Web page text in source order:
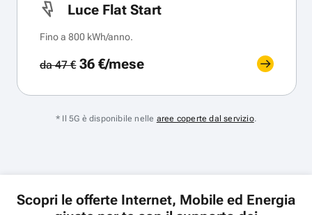
Luce Flat Start
Fino a 800 kWh/anno.
da 47 €36 €/mese
* Il 5G è disponibile nelle aree coperte dal servizio.
Scopri le offerte Internet, Mobile ed Energia